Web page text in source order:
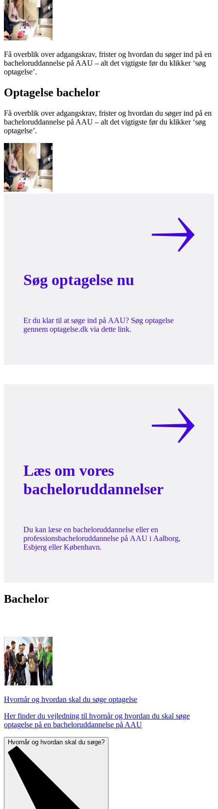
Få overblik over adgangskrav, frister og hvordan du søger ind på en
bacheloruddannelse på AAU – alt det vigtigste før du klikker ‘søg
optagelse’.
Optagel­se bachelor
Få overblik over adgangskrav, frister og hvordan du søger ind på en
bacheloruddannelse på AAU – alt det vigtigste før du klikker ‘søg
optagelse’.
Søg optagelse nu
Er du klar til at søge ind på AAU? Søg optagelse
gennem optagelse.dk via dette link.
Læs om vores
bacheloruddannelser
Du kan læse en bacheloruddannelse eller en
professionsbacheloruddannelse på AAU i Aalborg,
Esbjerg eller København.
Bachelor
Hvornår og hvordan skal du søge optagelse
Her finder du vejledning til hvornår og hvordan du skal søge
optagelse på en bacheloruddannelse på AAU
Hvornår og hvordan skal du søge?